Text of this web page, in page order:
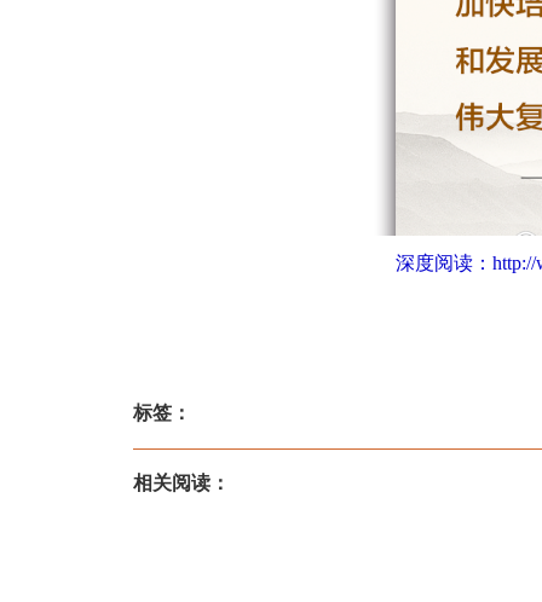
深度阅读： http://
标签：
相关阅读：